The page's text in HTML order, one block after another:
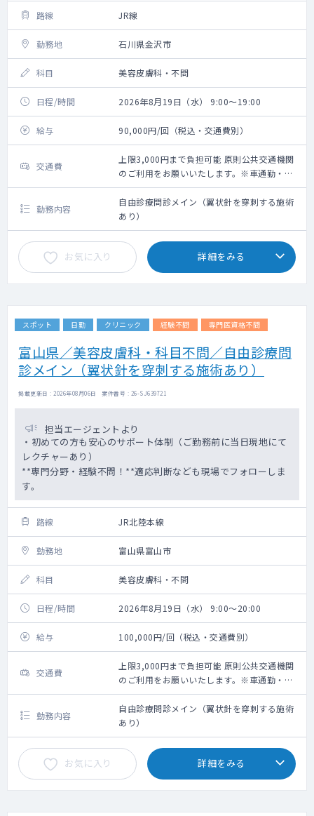
路線 JR線
勤務地 石川県金沢市
科目 美容皮膚科・不問
日程/時間 2026年8月19日（水） 9:00～19:00
給与 90,000円/回（税込・交通費別）
交通費
上限3,000円まで負担可能 原則公共交通機関
のご利用をお願いいたします。※車通勤・タ
クシー利用要相談
勤務内容
自由診療問診メイン（翼状針を穿刺する施術
あり）
お気に入り 詳細をみる
スポット 日勤 クリニック 経験不問 専門医資格不問
富山県／美容皮膚科・科目不問／自由診療問
診メイン（翼状針を穿刺する施術あり）
掲載更新日 : 2026年08月06日 案件番号 : 26-SJ639721
担当エージェントより
・初めての方も安心のサポート体制（ご勤務前に当日現地にて
レクチャーあり）
**専門分野・経験不問！**適応判断なども現場でフォローしま
す。
路線 JR北陸本線
勤務地 富山県富山市
科目 美容皮膚科・不問
日程/時間 2026年8月19日（水） 9:00～20:00
給与 100,000円/回（税込・交通費別）
交通費
上限3,000円まで負担可能 原則公共交通機関
のご利用をお願いいたします。※車通勤・タ
クシー利用要相談
勤務内容
自由診療問診メイン（翼状針を穿刺する施術
あり）
お気に入り 詳細をみる